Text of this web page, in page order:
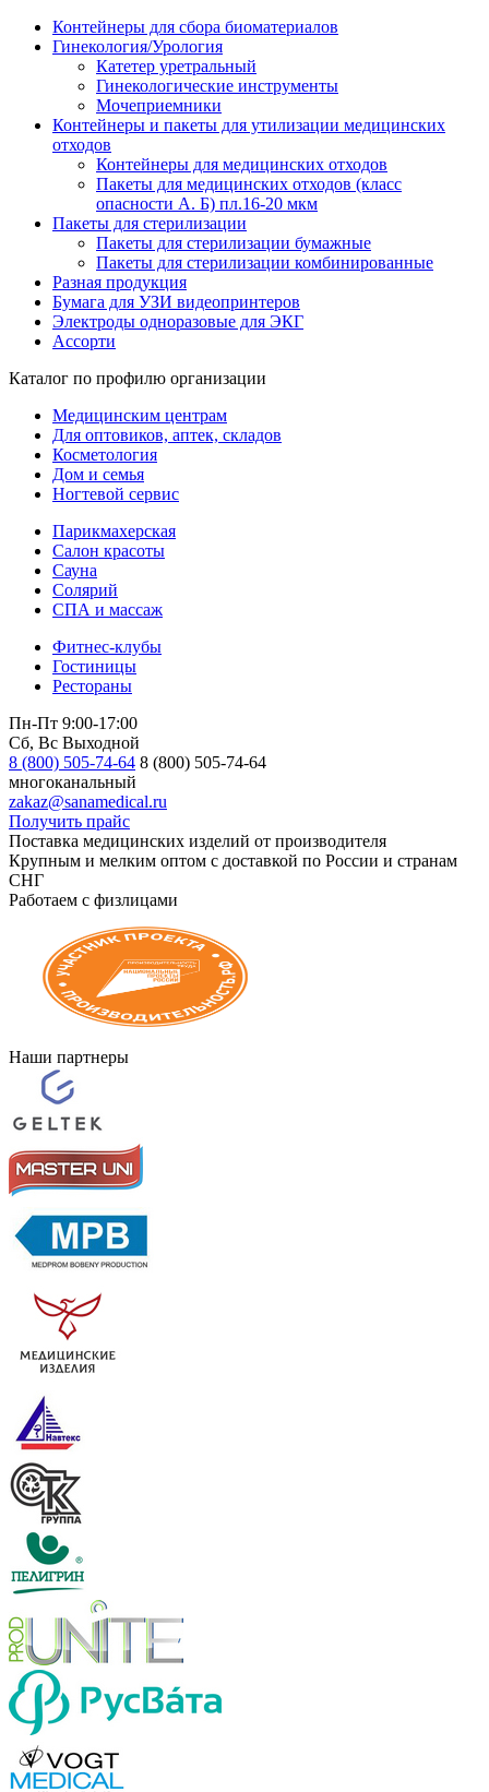
Контейнеры для сбора биоматериалов
Гинекология/Урология
Катетер уретральный
Гинекологические инструменты
Мочеприемники
Контейнеры и пакеты для утилизации медицинских
отходов
Контейнеры для медицинских отходов
Пакеты для медицинских отходов (класс
опасности А. Б) пл.16-20 мкм
Пакеты для стерилизации
Пакеты для стерилизации бумажные
Пакеты для стерилизации комбинированные
Разная продукция
Бумага для УЗИ видеопринтеров
Электроды одноразовые для ЭКГ
Ассорти
Каталог по профилю организации
Медицинским центрам
Для оптовиков, аптек, складов
Косметология
Дом и семья
Ногтевой сервис
Парикмахерская
Салон красоты
Сауна
Солярий
СПА и массаж
Фитнес-клубы
Гостиницы
Рестораны
Пн-Пт 9:00-17:00
Сб, Вс Выходной
8 (800) 505-74-64 8 (800) 505-74-64
многоканальный
zakaz@sanamedical.ru
Получить прайс
Поставка медицинских изделий от производителя
Крупным и мелким оптом с доставкой по России и странам
СНГ
Работаем с физлицами
Наши партнеры